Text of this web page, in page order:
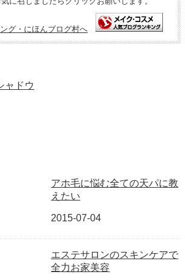
ャドウ
アホ毛に悩む全ての天パに教
えたい
2015-07-04
エステサロンのスキンケアで
全力お家美容